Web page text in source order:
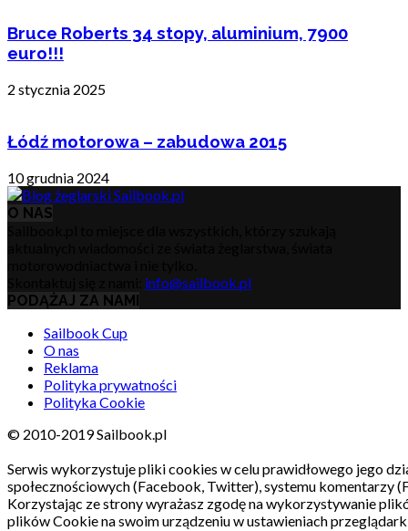
Bruce Roberts 34 stopy, aluminium, 7900
euro!!!
2 stycznia 2025
Łódź motorowa – zabudowa 2015
10 grudnia 2024
O NAS
info@sailbook.pl
PODĄŻAJ ZA NAMI
Sailbook Cup
O nas
Reklama
Polityka prywatności
Polityka Cookie
© 2010-2019 Sailbook.pl
Serwis wykorzystuje pliki cookies w celu prawidłowego jego
społecznościowych (Facebook, Twitter), systemu komentarzy
Korzystając ze strony wyrażasz zgodę na wykorzystywanie
plików Cookie na swoim urządzeniu w ustawieniach